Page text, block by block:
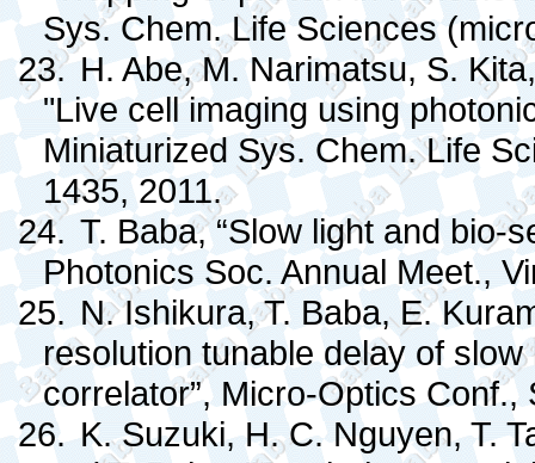
Sys. Chem. Life Sciences
23. H. Abe, M. Narimatsu, S.
"Live cell imaging using
Miniaturized Sys. Chem. Life
1435, 2011.
24. T. Baba, “Slow light and bio-
Photonics Soc. Annual Meet.,
25. N. Ishikura, T. Baba, E.
resolution tunable delay of
correlator”, Micro-Optics Conf.,
26. K. Suzuki, H. C. Nguyen, T.